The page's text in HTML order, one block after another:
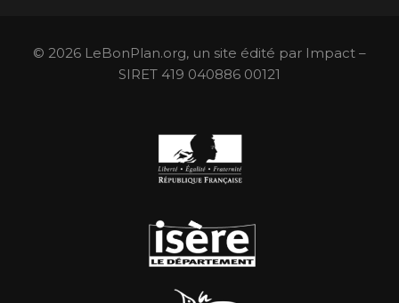
© 2026 LeBonPlan.org, un site édité par Impact –
SIRET 419 040886 00121